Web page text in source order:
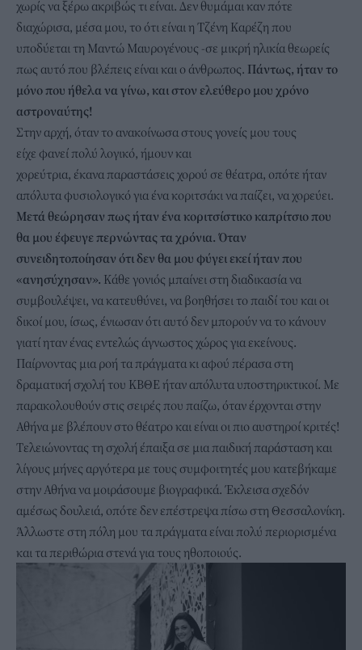
χωρίς να ξέρω ακριβώς τι είναι. Δεν θυμάμαι καν πότε
διαχώρισα, μέσα μου, το ότι είναι η Τζένη Καρέζη που
υποδύεται τη Μαντώ Μαυρογένους -σε μικρή ηλικία θεωρείς
πως αυτό που βλέπεις είναι και ο άνθρωπος. Πάντως, ήταν το
μόνο που ήθελα να γίνω, και στον ελεύθερο μου χρόνο
αστροναύτης!
Στην αρχή, όταν το ανακοίνωσα στους γονείς μου τους
είχε φανεί πολύ λογικό, ήμουν και
χορεύτρια, έκανα παραστάσεις χορού σε θέατρα, οπότε ήταν
απόλυτα φυσιολογικό για ένα κοριτσάκι να παίζει, να χορεύει.
Μετά θεώρησαν πως ήταν ένα κοριτσίστικο καπρίτσιο που
θα μου έφευγε περνώντας τα χρόνια. Όταν
συνειδητοποίησαν ότι δεν θα μου φύγει εκεί ήταν που
«ανησύχησαν». Κάθε γονιός μπαίνει στη διαδικασία να
συμβουλέψει, να κατευθύνει, να βοηθήσει το παιδί του και οι
δικοί μου, ίσως, ένιωσαν ότι αυτό δεν μπορούν να το κάνουν
γιατί ηταν ένας εντελώς άγνωστος χώρος για εκείνους.
Παίρνοντας μια ροή τα πράγματα κι αφού πέρασα στη
δραματική σχολή του ΚΒΘΕ ήταν απόλυτα υποστηρικτικοί. Με
παρακολουθούν στις σειρές που παίζω, όταν έρχονται στην
Αθήνα με βλέπουν στο θέατρο και είναι οι πιο αυστηροί κριτές!
Τελειώνοντας τη σχολή έπαιξα σε μια παιδική παράσταση και
λίγους μήνες αργότερα με τους συμφοιτητές μου κατεβήκαμε
στην Αθήνα να μοιράσουμε βιογραφικά. Έκλεισα σχεδόν
αμέσως δουλειά, οπότε δεν επέστρεψα πίσω στη Θεσσαλονίκη.
Άλλωστε στη πόλη μου τα πράγματα είναι πολύ περιορισμένα
και τα περιθώρια στενά για τους ηθοποιούς.